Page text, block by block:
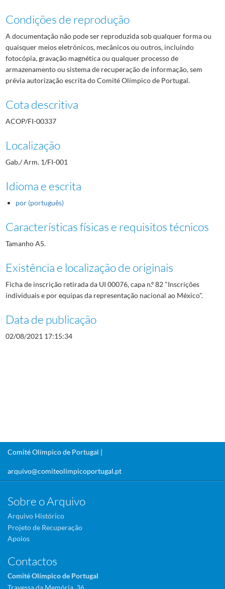
Condições de reprodução
A documentação não pode ser reproduzida sob qualquer forma ou
quaisquer meios eletrónicos, mecânicos ou outros, incluindo
fotocópia, gravação magnética ou qualquer processo de
armazenamento ou sistema de recuperação de informação, sem
prévia autorização escrita do Comité Olímpico de Portugal.
Cota descritiva
ACOP/FI-00337
Localização
Gab./ Arm. 1/FI-001
Idioma e escrita
por (português)
Características físicas e requisitos técnicos
Tamanho A5.
Existência e localização de originais
Ficha de inscrição retirada da UI 00076, capa n.º 82 "Inscrições
individuais e por equipas da representação nacional ao México".
Data de publicação
02/08/2021 17:15:34
Comité Olímpico de Portugal |
arquivo@comiteolimpicoportugal.pt
Sobre o Arquivo
Arquivo Histórico
Projeto de Recuperação
Apoios
Contactos
Comité Olímpico de Portugal
Travessa da Memória, 36